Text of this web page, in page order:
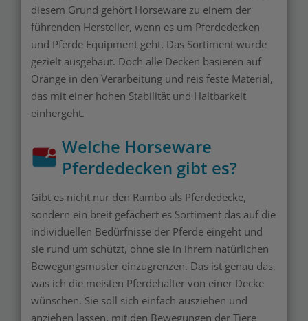
diesem Grund gehört Horseware zu einem der
führenden Hersteller, wenn es um Pferdedecken
und Pferde Equipment geht. Das Sortiment wurde
gezielt ausgebaut. Doch alle Decken basieren auf
Orange in den Verarbeitung und reis feste Material,
das mit einer hohen Stabilität und Haltbarkeit
einhergeht.
Welche Horseware
Pferdedecken gibt es?
Gibt es nicht nur den Rambo als Pferdedecke,
sondern ein breit gefächert es Sortiment das auf die
individuellen Bedürfnisse der Pferde eingeht und
sie rund um schützt, ohne sie in ihrem natürlichen
Bewegungsmuster einzugrenzen. Das ist genau das,
was ich die meisten Pferdehalter von einer Decke
wünschen. Sie soll sich einfach ausziehen und
anziehen lassen, mit den Bewegungen der Tiere